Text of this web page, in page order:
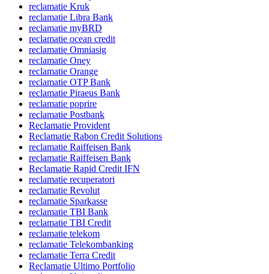
reclamatie Kruk
reclamatie Libra Bank
reclamatie myBRD
reclamatie ocean credit
reclamatie Omniasig
reclamatie Oney
reclamatie Orange
reclamatie OTP Bank
reclamatie Piraeus Bank
reclamatie poprire
reclamatie Postbank
Reclamatie Provident
Reclamatie Rabon Credit Solutions
reclamatie Raiffeisen Bank
reclamatie Raiffeisen Bank
Reclamatie Rapid Credit IFN
reclamatie recuperatori
reclamatie Revolut
reclamatie Sparkasse
reclamatie TBI Bank
reclamatie TBI Credit
reclamatie telekom
reclamatie Telekombanking
reclamatie Terra Credit
Reclamatie Ultimo Portfolio